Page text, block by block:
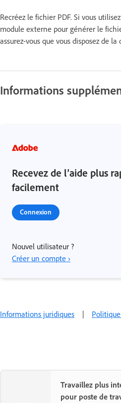
Recréez le fichier PDF. Si vous
module externe pour générer le
assurez-vous que vous disposez de
Informations
Recevez de l’aide plus
facilement
Connexion
Nouvel utilisateur ?
Créer un compte ›
Informations juridiques |
Travaillez plus
pour poste de